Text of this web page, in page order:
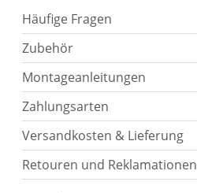
Häufige Fragen
Zubehör
Montageanleitungen
Zahlungsarten
Versandkosten & Lieferung
Retouren und Reklamationen